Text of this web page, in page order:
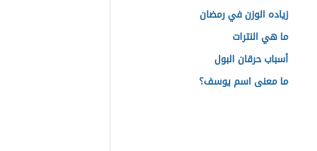
زياده الوزن في رمضان
ما هي النترات
أسباب حرقان البول
ما معنى اسم يوسف؟